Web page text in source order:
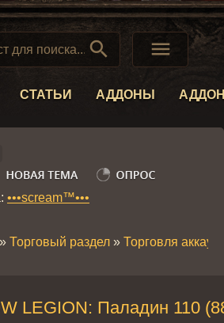
 
СТАТЬИ АДДОНЫ
•••scream™•••
» Торговый раздел » Торговля
LEGION: Паладин 110